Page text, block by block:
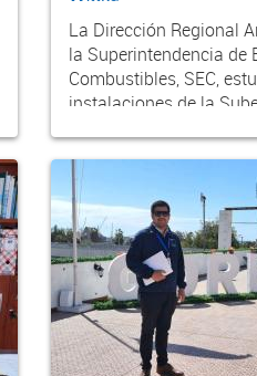
La Dirección Regional
la Superintendencia de
Combustibles, SEC,
instalaciones de la